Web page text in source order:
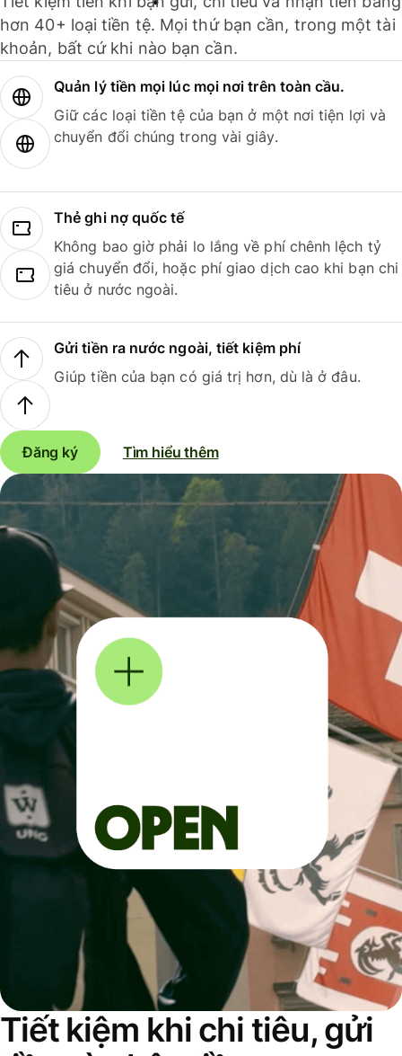
hơn 40+ loại tiền tệ. Mọi thứ bạn cần, trong một tài
khoản, bất cứ khi nào bạn cần.
Quản lý tiền mọi lúc mọi nơi trên toàn cầu.
Giữ các loại tiền tệ của bạn ở một nơi tiện lợi và
chuyển đổi chúng trong vài giây.
Thẻ ghi nợ quốc tế
Không bao giờ phải lo lắng về phí chênh lệch tỷ
giá chuyển đổi, hoặc phí giao dịch cao khi bạn chi
tiêu ở nước ngoài.
Gửi tiền ra nước ngoài, tiết kiệm phí
Giúp tiền của bạn có giá trị hơn, dù là ở đâu.
Đăng ký Tìm hiểu thêm
Tiết kiệm khi chi tiêu, gửi